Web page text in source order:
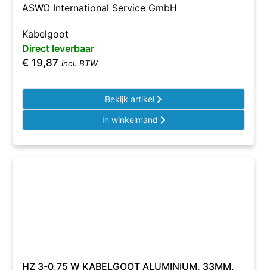
ASWO International Service GmbH
Kabelgoot
Direct leverbaar
€ 19,87 incl. BTW
Bekijk artikel
In winkelmand
HZ 3-0,75 W KABELGOOT ALUMINIUM, 33MM,